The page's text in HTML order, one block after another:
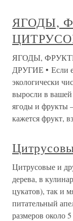
ЯГОДЫ,
ЯГОДЫ,
ДРУГИЕ • Если
экологически
выросли в
ягоды и фрукты
кажется фрукт,
Цитрусовые и
дерева, в
цукатов), так и
питательный
размеров около